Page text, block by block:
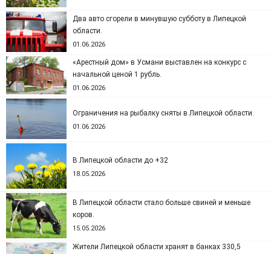
Два авто сгорели в минувшую субботу в Липецкой
области.
01.06.2026
«Арестный дом» в Усмани выставлен на конкурс с
начальной ценой 1 рубль.
01.06.2026
Ограничения на рыбалку сняты в Липецкой области.
01.06.2026
В Липецкой области до +32
18.05.2026
В Липецкой области стало больше свиней и меньше
коров.
15.05.2026
Жители Липецкой области хранят в банках 330,5